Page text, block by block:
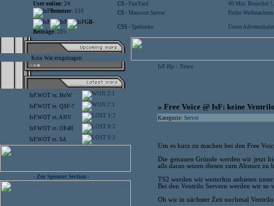
User online: 24 CS - FunYard
40 Mio. Beuscher
Benutzer: 618 CS - Mansion Server
Frohe
GB-
Beiträge: 285
CSS - Spelunke Unser
Kein War eingetragen
IsF.WOT vs. HoW 2:1
IsF.WOT vs. QSF-7 2:1
IsF.WOT vs.ANV 1:2
IsF.WOT vs. OFaH 0:2
IsF.WOT vs. SA 0:2
- Zur Sponsor Section -
IsF-Hp > News
» Free Voice @ IsF: keine
Kategorie: Server
Um es kurz zu machen bei den Free
Die genauen Gründe werden wir jetzt
alls daran setzen diesen zum Absturz
TS2 werden wir weiterhin anbieten
Bei den Ventrilo Servern werden wir so
Ob wir in nächster Zeit nochmal